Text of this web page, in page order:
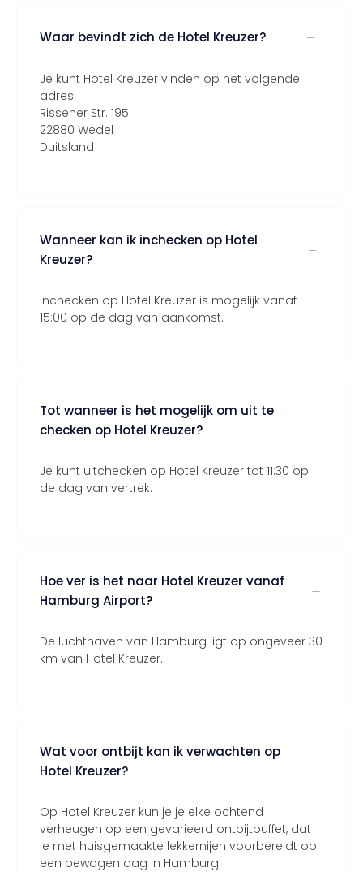
Waar bevindt zich de Hotel Kreuzer?
Je kunt Hotel Kreuzer vinden op het volgende
adres:
Rissener Str. 195
22880 Wedel
Duitsland
Wanneer kan ik inchecken op Hotel
Kreuzer?
Inchecken op Hotel Kreuzer is mogelijk vanaf
15:00 op de dag van aankomst.
Tot wanneer is het mogelijk om uit te
checken op Hotel Kreuzer?
Je kunt uitchecken op Hotel Kreuzer tot 11:30 op
de dag van vertrek.
Hoe ver is het naar Hotel Kreuzer vanaf
Hamburg Airport?
De luchthaven van Hamburg ligt op ongeveer 30
km van Hotel Kreuzer.
Wat voor ontbijt kan ik verwachten op
Hotel Kreuzer?
Op Hotel Kreuzer kun je je elke ochtend
verheugen op een gevarieerd ontbijtbuffet, dat
je met huisgemaakte lekkernijen voorbereidt op
een bewogen dag in Hamburg.